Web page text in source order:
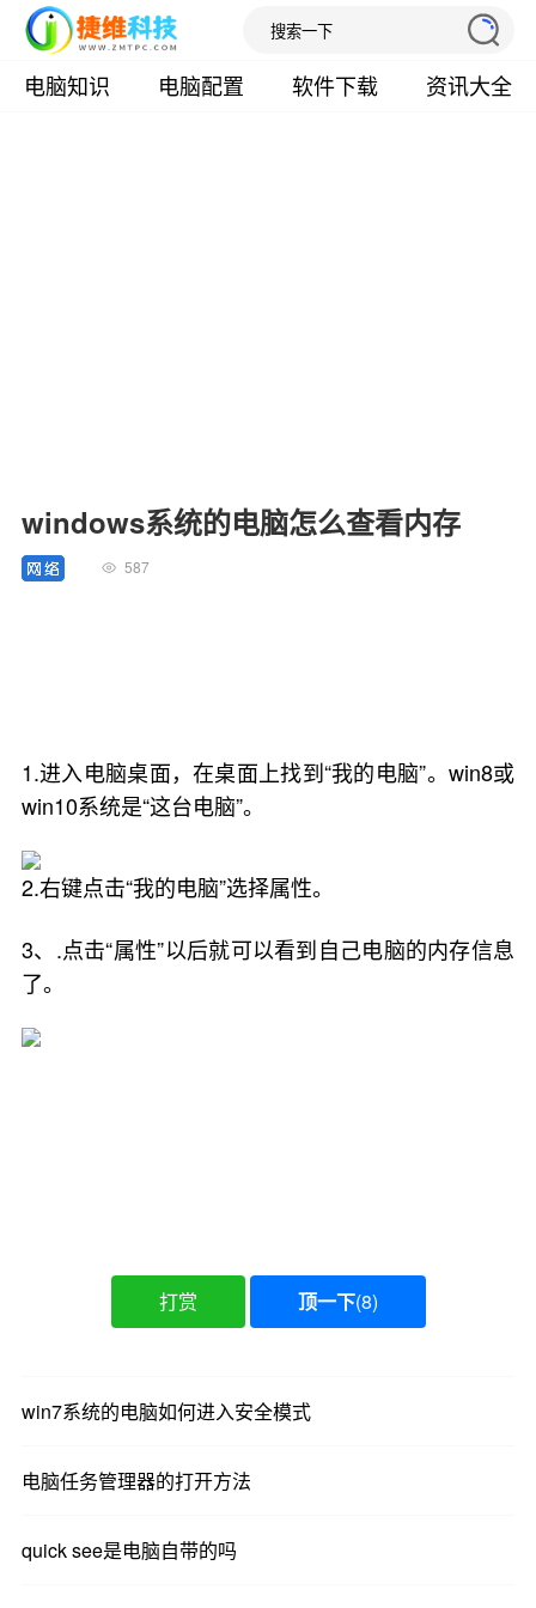
电脑知识 电脑配置 软件下载 资讯大全
windows系统的电脑怎么查看内存
587
1.进入电脑桌面，在桌面上找到“我的电脑”。win8或
win10系统是“这台电脑”。
2.右键点击“我的电脑”选择属性。
3、.点击“属性”以后就可以看到自己电脑的内存信息
了。
打赏 顶一下(8)
win7系统的电脑如何进入安全模式
电脑任务管理器的打开方法
quick see是电脑自带的吗